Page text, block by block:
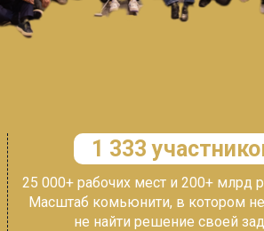
1 333
25 000+ рабочих мест и 200+ млрд
Масштаб комьюнити, в котором
не найти решение своей